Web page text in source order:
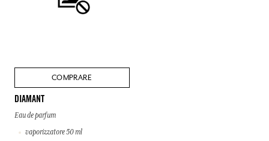
COMPRARE
DIAMANT
Eau de parfum
vaporizzatore 50 ml